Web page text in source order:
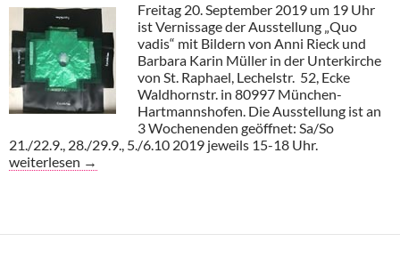
Freitag 20. September 2019 um 19 Uhr
ist Vernissage der Ausstellung „Quo
vadis“ mit Bildern von Anni Rieck und
Barbara Karin Müller in der Unterkirche
von St. Raphael, Lechelstr. 52, Ecke
Waldhornstr. in 80997 München-
Hartmannshofen. Die Ausstellung ist an
3 Wochenenden geöffnet: Sa/So
21./22.9., 28./29.9., 5./6.10 2019 jeweils 15-18 Uhr.
St. Raphael: Quo vadis
weiterlesen →